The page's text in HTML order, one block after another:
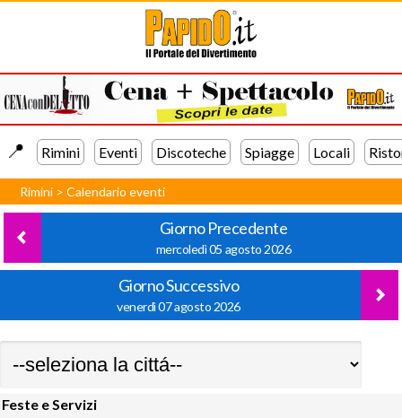
📍️ Rimini Eventi Discoteche Spiagge Locali
Rimini >Calendario eventi
Giorno Precedente
mercoledì 05 agosto 2026
Giorno Successivo
venerdì 07 agosto 2026
Feste e Servizi